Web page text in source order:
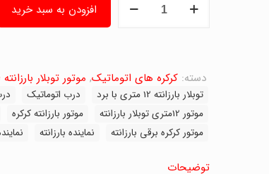
توبلار
برد،
موتور
کرکره
برقی
توبلار
12m
افزودن به سبد خرید
دسته: کرکره های اتوماتیک, موتور توبلار بارزانته Barzante
توبلار بارزانته 12 متری با برد درب اتوماتیک
موتور 12متری توبلار بارزانته
موتور بارزانته کرکره
موتور کرکره برقی بارزانته
نماینده بارزانته
توضیحات